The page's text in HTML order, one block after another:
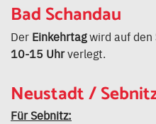
Bad Schandau
Der Einkehrtagwird auf den
10-15 Uhrverlegt.
Neustadt /
Für Sebnitz: